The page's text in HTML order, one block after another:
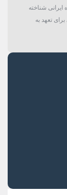
ایرانی شناخته
تعهد به